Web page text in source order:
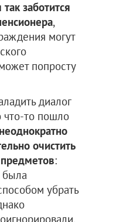
заботится
,
могут
попросту
диалог
что-то пошло
очистить
:
была
убрать